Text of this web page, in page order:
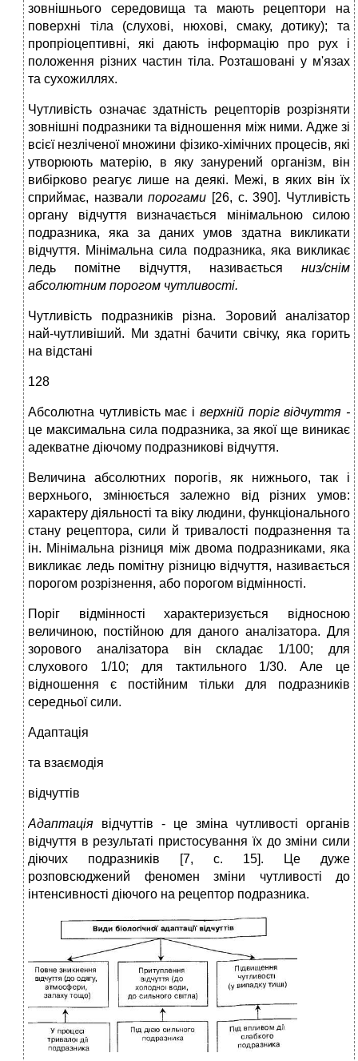
зовнішнього середовища та мають рецептори на
поверхні тіла (слухові, нюхові, смаку, дотику); та
пропріоцептивні, які дають інформацію про рух і
положення різних частин тіла. Розташовані у м'язах
та сухожиллях.
Чутливість означає здатність рецепторів розрізняти
зовнішні подразники та відношення між ними. Адже зі
всієї незліченої множини фізико-хімічних процесів, які
утворюють матерію, в яку занурений організм, він
вибірково реагує лише на деякі. Межі, в яких він їх
сприймає, назвалипорогами [26, с. 390]. Чутливість
органу відчуття визначається мінімальною силою
подразника, яка за даних умов здатна викликати
відчуття. Мінімальна сила подразника, яка викликає
ледь помітне відчуття, називається низ/снім
абсолютним порогом чутливості.
Чутливість подразників різна. Зоровий аналізатор
най-чутливіший. Ми здатні бачити свічку, яка горить
на відстані
128
Абсолютна чутливість має і верхній поріг відчуття -
це максимальна сила подразника, за якої ще виникає
адекватне діючому подразникові відчуття.
Величина абсолютних порогів, як нижнього, так і
верхнього, змінюється залежно від різних умов:
характеру діяльності та віку людини, функціонального
стану рецептора, сили й тривалості подразнення та
ін. Мінімальна різниця між двома подразниками, яка
викликає ледь помітну різницю відчуття, називається
порогом розрізнення, або порогом відмінності.
Поріг відмінності характеризується відносною
величиною, постійною для даного аналізатора. Для
зорового аналізатора він складає 1/100; для
слухового 1/10; для тактильного 1/30. Але це
відношення є постійним тільки для подразників
середньої сили.
Адаптація
та взаємодія
відчуттів
Адаптація відчуттів - це зміна чутливості органів
відчуття в результаті пристосування їх до зміни сили
діючих подразників [7, с. 15]. Це дуже
розповсюджений феномен зміни чутливості до
інтенсивності діючого на рецептор подразника.